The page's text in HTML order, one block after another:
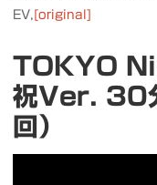
EV, [original]
TOKYO
祝Ver. 30
回）